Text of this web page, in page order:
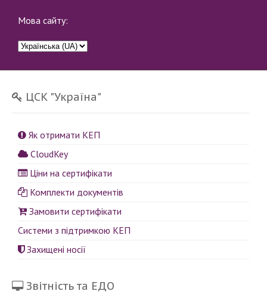
Мова сайту:
ЦСК "Україна"
Як отримати КЕП
CloudKey
Ціни на сертифікати
Комплекти документів
Замовити сертифікати
Системи з підтримкою КЕП
Захищені носії
Звітність та ЕДО